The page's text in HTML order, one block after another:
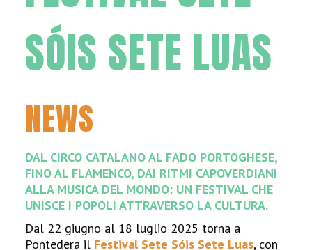
SÓIS SETE LUAS
NEWS
DAL CIRCO CATALANO AL FADO PORTOGHESE,
FINO AL FLAMENCO, DAI RITMI CAPOVERDIANI
ALLA MUSICA DEL MONDO: UN FESTIVAL CHE
UNISCE I POPOLI ATTRAVERSO LA CULTURA.
Dal 22 giugno al 18 luglio 2025 torna a
Pontedera il Festival Sete Sóis Sete Luas, con